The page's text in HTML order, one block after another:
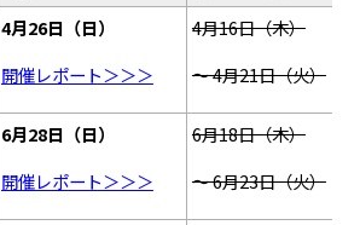
4月26日（日）
開催レポート＞＞＞
4月16日（木）
～ 4月21日（火）
6月28日（日）
開催レポート＞＞＞
6月18日（木）
～ 6月23日（火）